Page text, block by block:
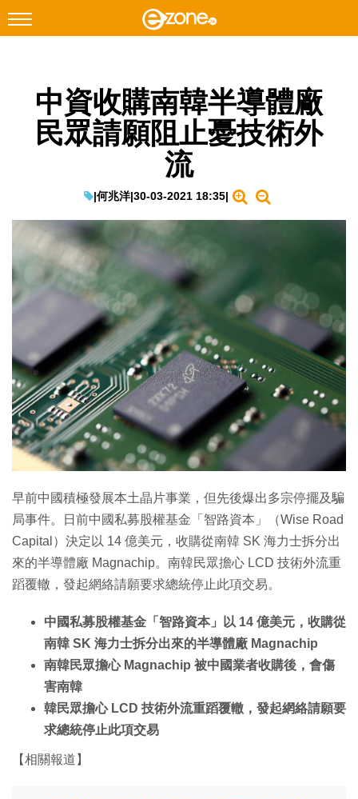
Facebook Instagram
科技焦點
教學評測
EduTech
IT Times
生成式AI與雲端應用
Enterprise Digital Transformation
特集
中資收購南韓半導體廠
民眾請願阻止憂技術外
流
|何兆洋|30-03-2021 18:35|
早前中國積極發展本土晶片事業，但先後爆出多宗停擺及騙
局事件。日前中國私募股權基金「智路資本」（Wise Road
Capital）決定以 14 億美元，收購從南韓 SK 海力士拆分出
來的半導體廠 Magnachip。南韓民眾擔心 LCD 技術外流重
蹈覆轍，發起網絡請願要求總統停止此項交易。
中國私募股權基金「智路資本」以 14 億美元，收購從
南韓 SK 海力士拆分出來的半導體廠 Magnachip
南韓民眾擔心 Magnachip 被中國業者收購後，會傷
害南韓
韓民眾擔心 LCD 技術外流重蹈覆轍，發起網絡請願要
求總統停止此項交易
【相關報道】